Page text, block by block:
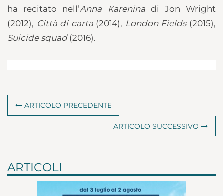
ha recitato nell’Anna Kareninadi Jon Wright
(2012), Città di carta(2014), London Fields(2015),
Suicide squad(2016).
ARTICOLO PRECEDENTE
ARTICOLO SUCCESSIVO
ARTICOLI